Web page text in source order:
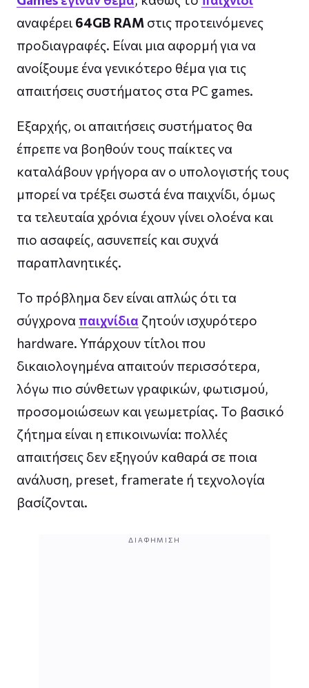
αναφέρει 64GB RAM στις προτεινόμενες
προδιαγραφές. Είναι μια αφορμή για να
ανοίξουμε ένα γενικότερο θέμα για τις
απαιτήσεις συστήματος στα PC games.
Εξαρχής, οι απαιτήσεις συστήματος θα
έπρεπε να βοηθούν τους παίκτες να
καταλάβουν γρήγορα αν ο υπολογιστής τους
μπορεί να τρέξει σωστά ένα παιχνίδι, όμως
τα τελευταία χρόνια έχουν γίνει ολοένα και
πιο ασαφείς, ασυνεπείς και συχνά
παραπλανητικές.
Το πρόβλημα δεν είναι απλώς ότι τα
σύγχρονα παιχνίδια ζητούν ισχυρότερο
hardware. Υπάρχουν τίτλοι που
δικαιολογημένα απαιτούν περισσότερα,
λόγω πιο σύνθετων γραφικών, φωτισμού,
προσομοιώσεων και γεωμετρίας. Το βασικό
ζήτημα είναι η επικοινωνία: πολλές
απαιτήσεις δεν εξηγούν καθαρά σε ποια
ανάλυση, preset, framerate ή τεχνολογία
βασίζονται.
ΔΙΑΦΉΜΙΣΗ